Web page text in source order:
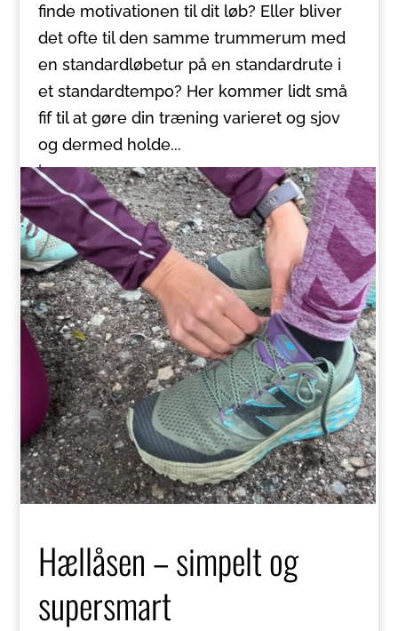
finde motivationen til dit løb? Eller bliver
det ofte til den samme trummerum med
en standardløbetur på en standardrute i
et standardtempo? Her kommer lidt små
fif til at gøre din træning varieret og sjov
og dermed holde...
læs mere
Hællåsen – simpelt og
supersmart